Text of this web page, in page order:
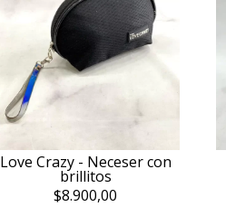
Love Crazy - Neceser con
brillitos
$8.900,00